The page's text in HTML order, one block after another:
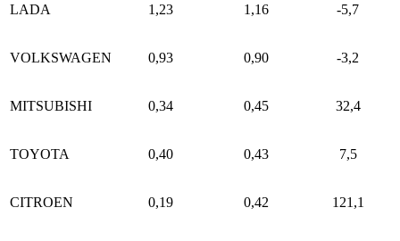
LADA 1,23 1,16 -5,7
VOLKSWAGEN 0,93 0,90 -3,2
MITSUBISHI 0,34 0,45 32,4
TOYOTA 0,40 0,43 7,5
CITROEN 0,19 0,42 121,1